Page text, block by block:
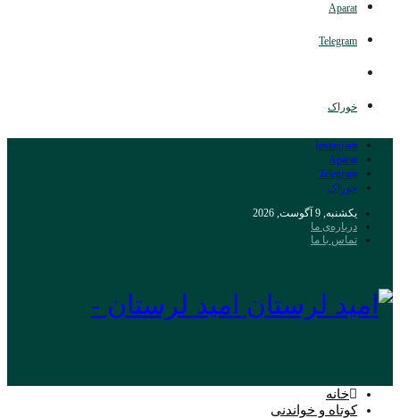
Aparat
Telegram
خوراک
Instagram
Aparat
Telegram
خوراک
یکشنبه, 9 آگوست, 2026
درباره‌ی ما
تماس با ما
امید لرستان -
خانه
کوتاه و خواندنی